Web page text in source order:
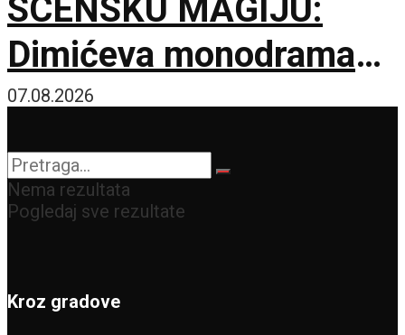
SCENSKU MAGIJU:
Dimićeva monodrama
dirnula zaječarsku
publiku
07.08.2026
Nema rezultata
Pogledaj sve rezultate
Kroz gradove